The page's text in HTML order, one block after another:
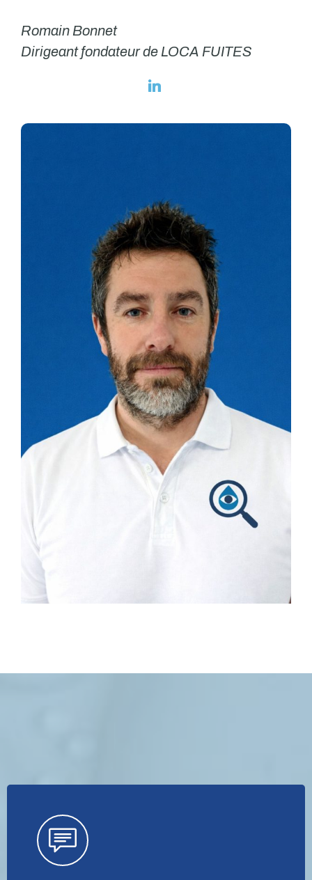
Romain Bonnet
Dirigeant fondateur de LOCA FUITES